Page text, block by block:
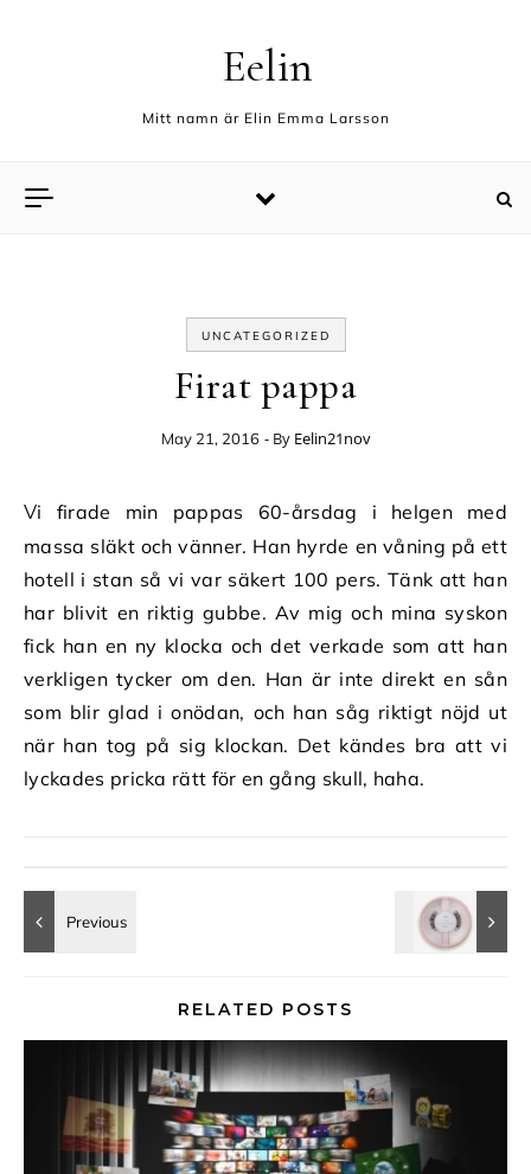
Eelin
Mitt namn är Elin Emma Larsson
UNCATEGORIZED
Firat pappa
May 21, 2016 - By Eelin21nov
Vi firade min pappas 60-årsdag i helgen med
massa släkt och vänner. Han hyrde en våning på ett
hotell i stan så vi var säkert 100 pers. Tänk att han
har blivit en riktig gubbe. Av mig och mina syskon
fick han en ny klocka och det verkade som att han
verkligen tycker om den. Han är inte direkt en sån
som blir glad i onödan, och han såg riktigt nöjd ut
när han tog på sig klockan. Det kändes bra att vi
lyckades pricka rätt för en gång skull, haha.
RELATED POSTS